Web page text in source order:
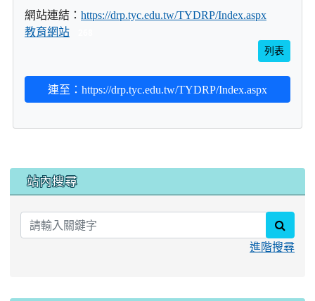
網站連結： https://drp.tyc.edu.tw/TYDRP/Index.aspx
教育網站
列表
連至：https://drp.tyc.edu.tw/TYDRP/Index.aspx
站內搜尋
進階搜尋